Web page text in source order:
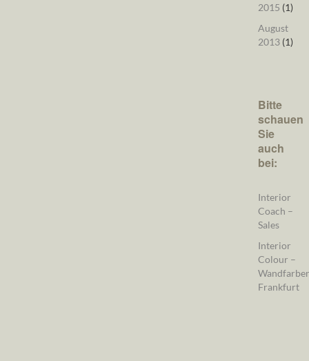
2015 (1)
August
2013(1)
Bitte
schauen
Sie
auch
bei:
Interior
Coach –
Sales
Interior
Colour –
Frankfurt